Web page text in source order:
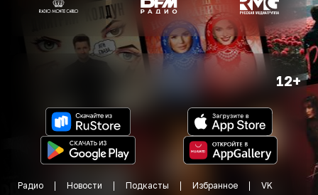
12+
Радио Новости Подкасты Избранное VK